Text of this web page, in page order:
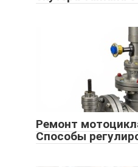
Ремонт
Способы